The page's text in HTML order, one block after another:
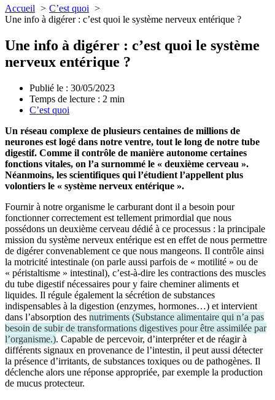
Accueil
C’est quoi
Une info à digérer : c’est quoi le système nerveux entérique ?
Une info à digérer : c’est quoi le système
nerveux entérique ?
Publié le : 30/05/2023
Temps de lecture : 2 min
C’est quoi
Un réseau complexe de plusieurs centaines de millions de
neurones est logé dans notre ventre, tout le long de notre tube
digestif. Comme il contrôle de manière autonome certaines
fonctions vitales, on l’a surnommé le « deuxième cerveau ».
Néanmoins, les scientifiques qui l’étudient l’appellent plus
volontiers le « système nerveux entérique ».
Fournir à notre organisme le carburant dont il a besoin pour
fonctionner correctement est tellement primordial que nous
possédons un deuxième cerveau dédié à ce processus : la principale
mission du système nerveux entérique est en effet de nous permettre
de digérer convenablement ce que nous mangeons. Il contrôle ainsi
la motricité intestinale (on parle aussi parfois de « motilité » ou de
« péristaltisme » intestinal), c’est-à-dire les contractions des muscles
du tube digestif nécessaires pour y faire cheminer aliments et
liquides. Il régule également la sécrétion de substances
indispensables à la digestion (enzymes, hormones…) et intervient
dans l’absorption des nutriments (Substance alimentaire qui n’a pas
besoin de subir de transformations digestives pour être assimilée par
l’organisme.). Capable de percevoir, d’interpréter et de réagir à
différents signaux en provenance de l’intestin, il peut aussi détecter
la présence d’irritants, de substances toxiques ou de pathogènes. Il
déclenche alors une réponse appropriée, par exemple la production
de mucus protecteur.